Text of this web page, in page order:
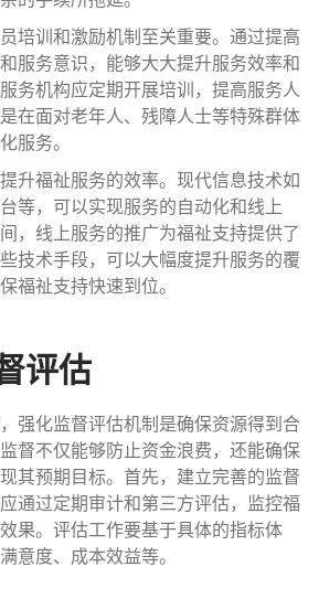
培训和激励机制至关重要。通过提高
服务意识，能够大大提升服务效率和
务机构应定期开展培训，提高服务人
在面对老年人、残障人士等特殊群体
服务。
升福祉服务的效率。现代信息技术如
等，可以实现服务的自动化和线上
，线上服务的推广为福祉支持提供了
技术手段，可以大幅度提升服务的覆
福祉支持快速到位。
评估
强化监督评估机制是确保资源得到合
督不仅能够防止资金浪费，还能确保
其预期目标。首先，建立完善的监督
通过定期审计和第三方评估，监控福
果。评估工作要基于具体的指标体
意度、成本效益等。